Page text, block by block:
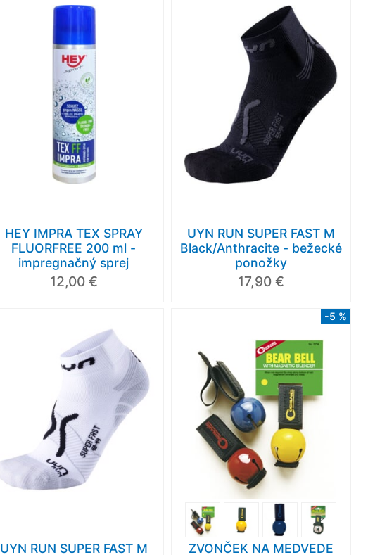
-8 % Nové
Nové
-14 %
HEY IMPRA TEX SPRAY
FLUORFREE 200 ml -
impregnačný sprej
12,00 €
UYN RUN SUPER FAST M
Black/Anthracite - bežecké
ponožky
17,90 €
UYN RUN SUPER FAST M
-5 %
ZVONČEK NA MEDVEDE